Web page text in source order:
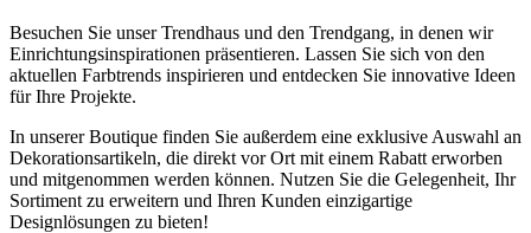
Besuchen Sie unser Trendhaus und den Trendgang, in denen wir
Einrichtungsinspirationen präsentieren. Lassen Sie sich von den
aktuellen Farbtrends inspirieren und entdecken Sie innovative Ideen
für Ihre Projekte.
In unserer Boutique finden Sie außerdem eine exklusive Auswahl an
Dekorationsartikeln, die direkt vor Ort mit einem Rabatt erworben
und mitgenommen werden können. Nutzen Sie die Gelegenheit, Ihr
Sortiment zu erweitern und Ihren Kunden einzigartige
Designlösungen zu bieten!